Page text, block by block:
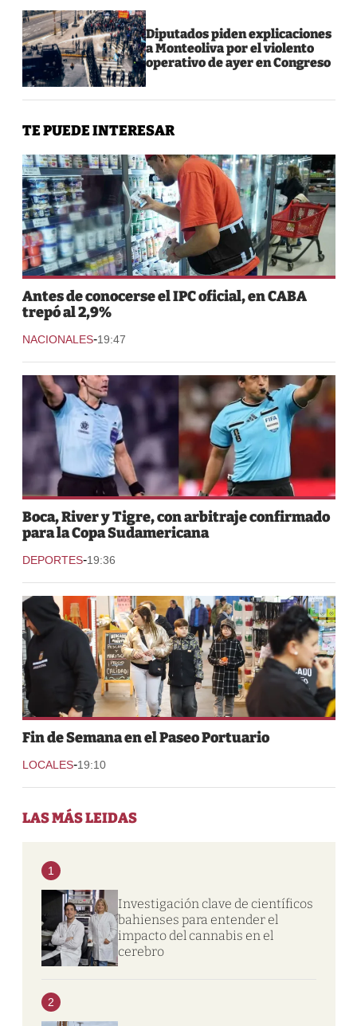
Diputados piden explicaciones
a Monteoliva por el violento
operativo de ayer en Congreso
TE PUEDE INTERESAR
Antes de conocerse el IPC oficial, en CABA
trepó al 2,9%
NACIONALES-19:47
Boca, River y Tigre, con arbitraje confirmado
para la Copa Sudamericana
DEPORTES-19:36
Fin de Semana en el Paseo Portuario
LOCALES-19:10
LAS MÁS LEIDAS
1
Investigación clave de científicos
bahienses para entender el
impacto del cannabis en el
cerebro
2